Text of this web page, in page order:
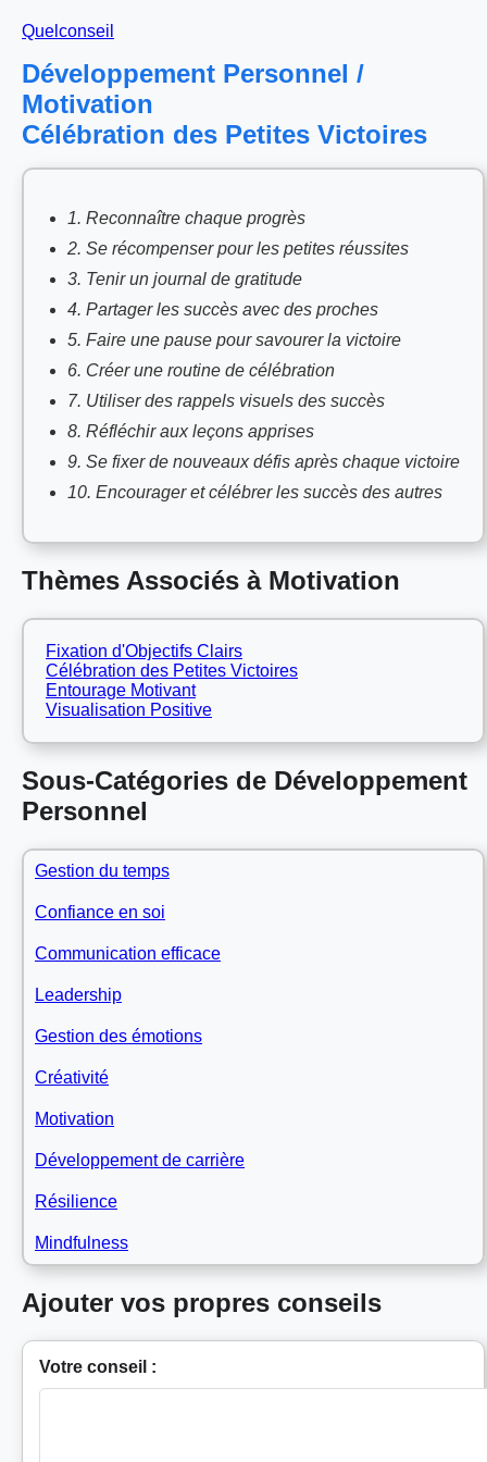
Quelconseil
Développement Personnel /
Motivation
Célébration des Petites Victoires
1. Reconnaître chaque progrès
2. Se récompenser pour les petites réussites
3. Tenir un journal de gratitude
4. Partager les succès avec des proches
5. Faire une pause pour savourer la victoire
6. Créer une routine de célébration
7. Utiliser des rappels visuels des succès
8. Réfléchir aux leçons apprises
9. Se fixer de nouveaux défis après chaque victoire
10. Encourager et célébrer les succès des autres
Thèmes Associés à Motivation
Fixation d'Objectifs Clairs
Célébration des Petites Victoires
Entourage Motivant
Visualisation Positive
Sous-Catégories de Développement
Personnel
Gestion du temps
Confiance en soi
Communication efficace
Leadership
Gestion des émotions
Créativité
Motivation
Développement de carrière
Résilience
Mindfulness
Ajouter vos propres conseils
Votre conseil :